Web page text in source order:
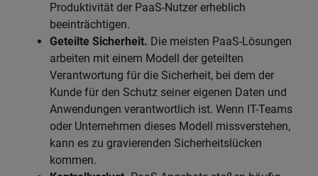
Produktivität der PaaS-Nutzer erheblich
beeinträchtigen.
Geteilte Sicherheit. Die meisten PaaS-Lösungen
arbeiten mit einem Modell der geteilten
Verantwortung für die Sicherheit, bei dem der
Kunde für den Schutz seiner eigenen Daten und
Anwendungen verantwortlich ist. Wenn IT-Teams
oder Unternehmen dieses Modell missverstehen,
kann es zu gravierenden Sicherheitslücken
kommen.